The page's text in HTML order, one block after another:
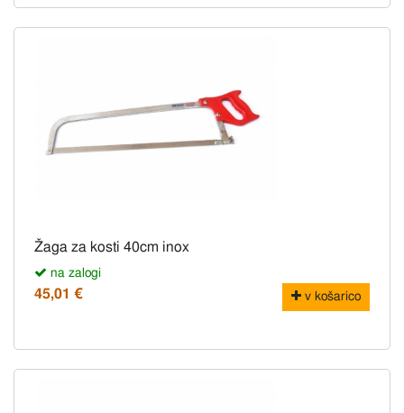
Žaga za kosti 40cm inox
na zalogi
45,01 € v košarico